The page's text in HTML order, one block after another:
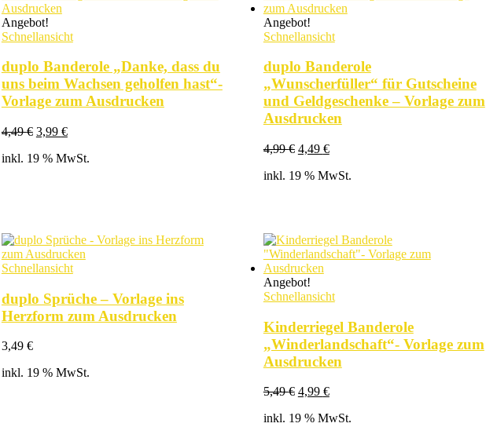
Angebot!
Schnellansicht
duplo Banderole „Danke, dass du
uns beim Wachsen geholfen hast“-
Vorlage zum Ausdrucken
4,49€ Ursprünglicher
war:
3,99 €Aktueller
ist:
inkl. 19 % MwSt.
Angebot!
Schnellansicht
duplo Banderole
„Wunscherfüller“ für Gutscheine
und Geldgeschenke – Vorlage zum
Ausdrucken
4,99€ Ursprünglicher
war:
4,49 €Aktueller
ist:
inkl. 19 % MwSt.
Schnellansicht
duplo Sprüche – Vorlage ins
Herzform zum Ausdrucken
3,49 €
inkl. 19 % MwSt.
Angebot!
Schnellansicht
Kinderriegel Banderole
„Winderlandschaft“- Vorlage zum
Ausdrucken
5,49€ Ursprünglicher
war:
4,99 €Aktueller
ist:
inkl. 19 % MwSt.